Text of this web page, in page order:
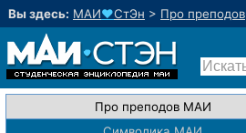
Вы здесь: МАИ♥СтЭн > Про преподов
Про преподов МАИ